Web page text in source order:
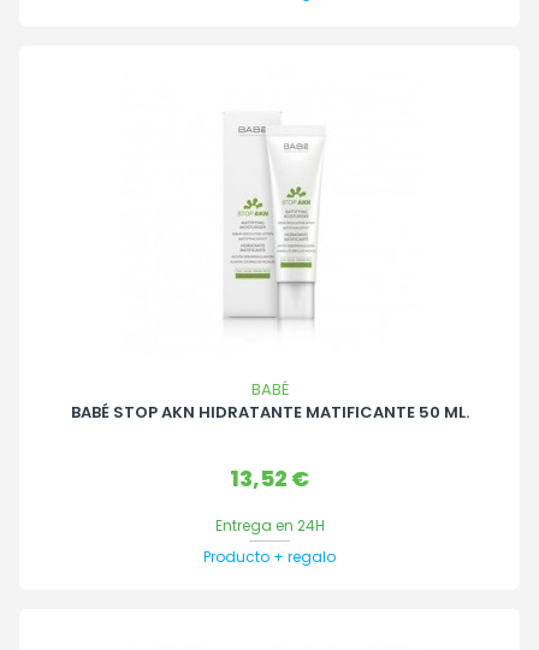
BABÉ
BABÉ STOP AKN HIDRATANTE MATIFICANTE 50 ML.
Precio
13,52 €
Entrega en 24H
Producto + regalo